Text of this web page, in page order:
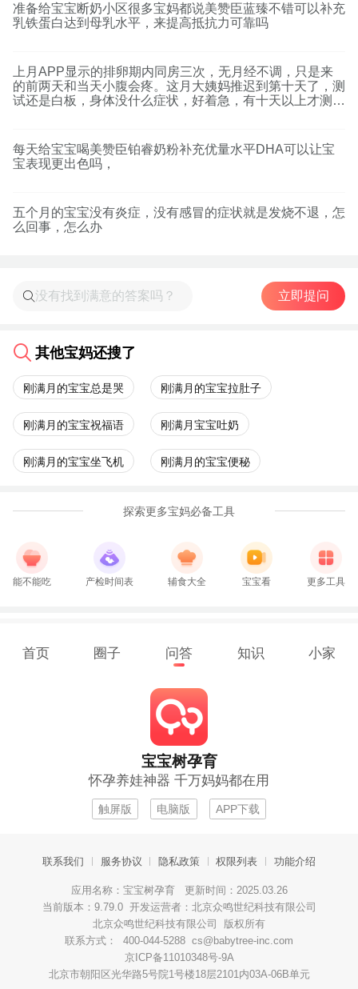
准备给宝宝断奶小区很多宝妈都说美赞臣蓝臻不错可以补充
乳铁蛋白达到母乳水平，来提高抵抗力可靠吗
上月APP显示的排卵期内同房三次，无月经不调，只是来
的前两天和当天小腹会疼。这月大姨妈推迟到第十天了，测
试还是白板，身体没什么症状，好着急，有十天以上才测出
每天给宝宝喝美赞臣铂睿奶粉补充优量水平DHA可以让宝
宝表现更出色吗，
五个月的宝宝没有炎症，没有感冒的症状就是发烧不退，怎
么回事，怎么办
立即提问
其他宝妈还搜了
刚满月的宝宝总是哭 刚满月的宝宝拉肚子
刚满月的宝宝祝福语 刚满月宝宝吐奶
刚满月的宝宝坐飞机 刚满月的宝宝便秘
探索更多宝妈必备工具
能不能吃 产检时间表 辅食大全 宝宝看 更多工具
首页 圈子 问答 知识 小家
宝宝树孕育
怀孕养娃神器 千万妈妈都在用
触屏版 电脑版 APP下载
联系我们 服务协议 隐私政策 权限列表 功能介绍
应用名称：宝宝树孕育 更新时间：2025.03.26
当前版本：9.79.0 开发运营者：北京众鸣世纪科技有限公司
北京众鸣世纪科技有限公司 版权所有
联系方式： 400-044-5288 cs@babytree-inc.com
京ICP备11010348号-9A
北京市朝阳区光华路5号院1号楼18层2101内03A-06B单元